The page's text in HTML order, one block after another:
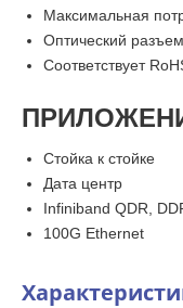
Максимальная
Оптический
Соответствует
Стойка к стойке
Дата центр
Infiniband QDR,
100G Ethernet